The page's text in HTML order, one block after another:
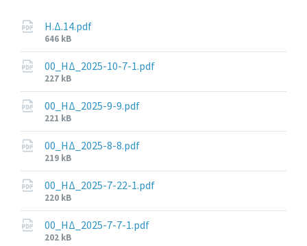
Η.Δ.14.pdf
File
size:
646 kB
00_ΗΔ_2025-10-7-1.pdf
File
size:
227 kB
00_ΗΔ_2025-9-9.pdf
File
size:
221 kB
00_ΗΔ_2025-8-8.pdf
File
size:
219 kB
00_ΗΔ_2025-7-22-1.pdf
File
size:
220 kB
00_ΗΔ_2025-7-7-1.pdf
File
202 kB